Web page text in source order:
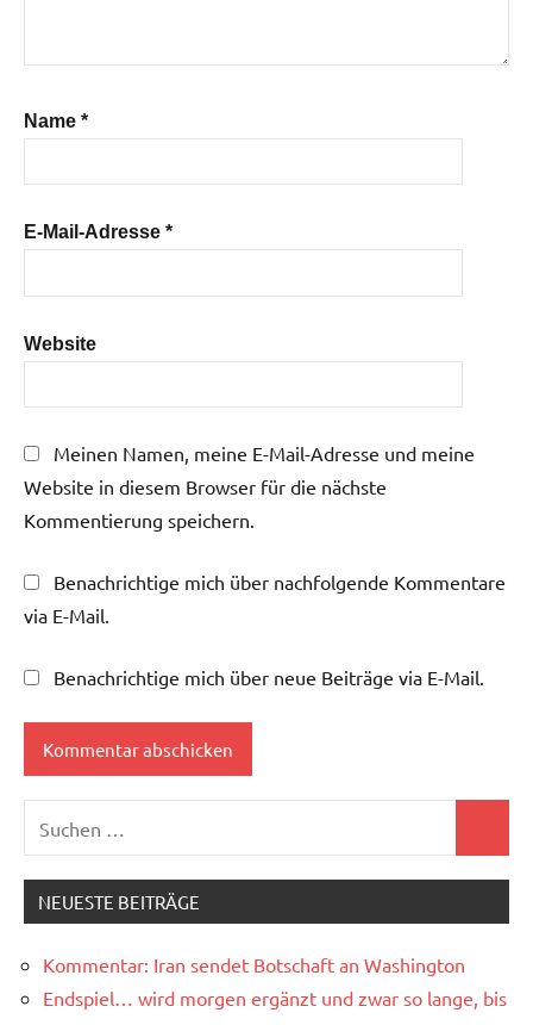
Name *
E-Mail-Adresse *
Website
Meinen Namen, meine E-Mail-Adresse und meine
Website in diesem Browser für die nächste
Kommentierung speichern.
Benachrichtige mich über nachfolgende Kommentare
via E-Mail.
Benachrichtige mich über neue Beiträge via E-Mail.
nach:
NEUESTE BEITRÄGE
Kommentar: Iran sendet Botschaft an Washington
Endspiel… wird morgen ergänzt und zwar so lange, bis